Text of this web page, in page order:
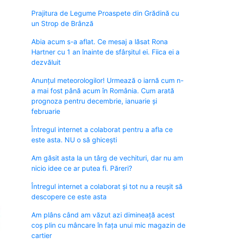
Prajitura de Legume Proaspete din Grădină cu
un Strop de Brânză
Abia acum s-a aflat. Ce mesaj a lăsat Rona
Hartner cu 1 an înainte de sfârșitul ei. Fiica ei a
dezvăluit
Anunțul meteorologilor! Urmează o iarnă cum n-
a mai fost până acum în România. Cum arată
prognoza pentru decembrie, ianuarie și
februarie
Întregul internet a colaborat pentru a afla ce
este asta. NU o să ghicești
Am găsit asta la un târg de vechituri, dar nu am
nicio idee ce ar putea fi. Păreri?
Întregul internet a colaborat și tot nu a reușit să
descopere ce este asta
Am plâns când am văzut azi dimineață acest
coș plin cu mâncare în fața unui mic magazin de
cartier